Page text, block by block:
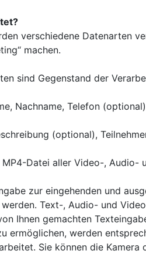
verschiedene Datenarten
machen.
sind Gegenstand der
Nachname, Telefon
(optional),
MP4-Datei aller Video-, Audio-
zur eingehenden und
Text-, Audio- und
Ihnen gemachten
ermöglichen, werden
Sie können die